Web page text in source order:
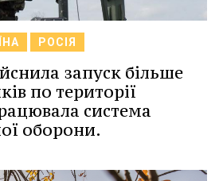
РОСІЯ
запуск більше
по території
система
оборони.